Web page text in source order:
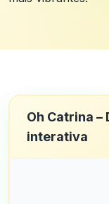
Oh Catrina –
interativa